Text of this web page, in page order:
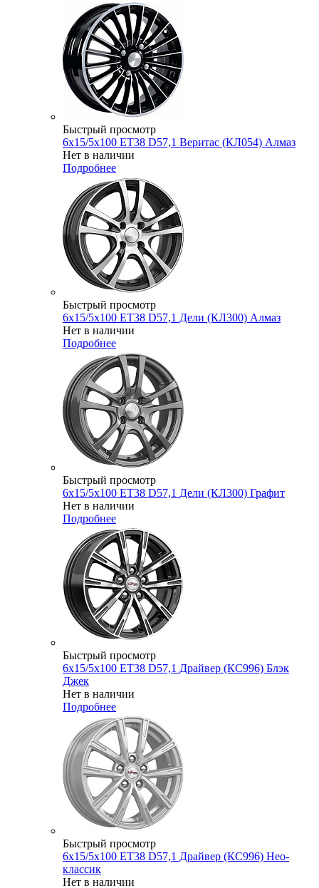
Быстрый просмотр
6x15/5x100 ET38 D57,1 Веритас (КЛ054) Алмаз
Нет в наличии
Подробнее
Быстрый просмотр
6x15/5x100 ET38 D57,1 Дели (КЛ300) Алмаз
Нет в наличии
Подробнее
Быстрый просмотр
6x15/5x100 ET38 D57,1 Дели (КЛ300) Графит
Нет в наличии
Подробнее
Быстрый просмотр
6x15/5x100 ET38 D57,1 Драйвер (КС996) Блэк
Джек
Нет в наличии
Подробнее
Быстрый просмотр
6x15/5x100 ET38 D57,1 Драйвер (КС996) Нео-
классик
Нет в наличии